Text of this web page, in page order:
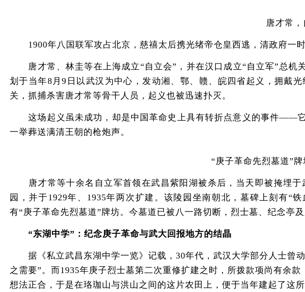
唐才常
1900年八国联军攻占北京，慈禧太后携光绪帝仓皇西逃，清政府一
唐才常、林圭等在上海成立“自立会”，并在汉口成立“自立军”总机
划于当年8月9日以武汉为中心，发动湘、鄂、赣、皖四省起义，拥戴
关，抓捕杀害唐才常等骨干人员，起义也被迅速扑灭。
这场起义虽未成功，却是中国革命史上具有转折点意义的事件——它
一举葬送满清王朝的枪炮声。
“庚子革命先烈墓道”
唐才常等十余名自立军首领在武昌紫阳湖被杀后，当天即被掩埋于
园，并于1929年、1935年两次扩建。该陵园坐南朝北，墓碑上刻有“
有“庚子革命先烈墓道”牌坊。今墓道已被八一路切断，烈士墓、纪念亭及
“东湖中学”：纪念庚子革命与武大回报地方的结晶
据《私立武昌东湖中学一览》记载，30年代，武汉大学部分人士曾
之需要”。而1935年庚子烈士墓第二次重修扩建之时，所拨款项尚有余
想法正合，于是在珞珈山与洪山之间的这片农田上，便于当年建起了这所